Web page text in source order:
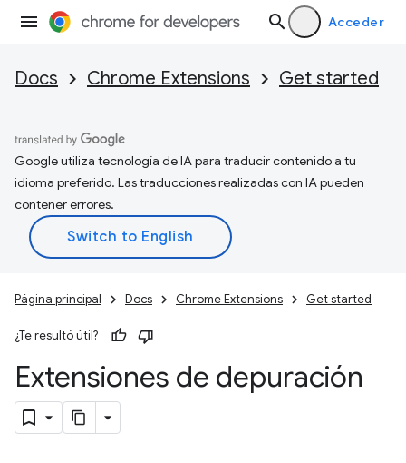
Acceder
Docs Chrome Extensions Get started
Google utiliza tecnología de IA para traducir contenido a tu
idioma preferido. Las traducciones realizadas con IA pueden
contener errores.
Página principal Docs Chrome Extensions Get started
¿Te resultó útil?
Extensiones de depuración